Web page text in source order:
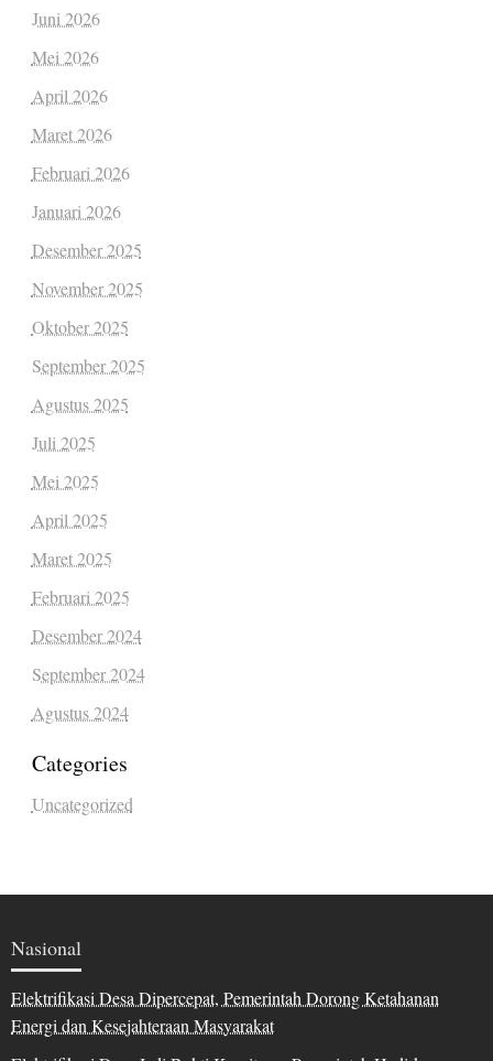
Juni 2026
Mei 2026
April 2026
Maret 2026
Februari 2026
Januari 2026
Desember 2025
November 2025
Oktober 2025
September 2025
Agustus 2025
Juli 2025
Mei 2025
April 2025
Maret 2025
Februari 2025
Desember 2024
September 2024
Agustus 2024
Categories
Uncategorized
Nasional
Elektrifikasi Desa Dipercepat, Pemerintah Dorong Ketahanan
Energi dan Kesejahteraan Masyarakat